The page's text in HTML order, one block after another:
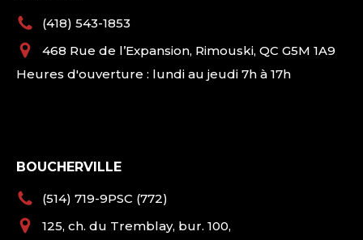
(418) 543-1853
468 Rue de l’Expansion, Rimouski, QC G5M 1A9
Heures d'ouverture : lundi au jeudi 7h à 17h
BOUCHERVILLE
(514) 719-9PSC (772)
125, ch. du Tremblay, bur. 100,